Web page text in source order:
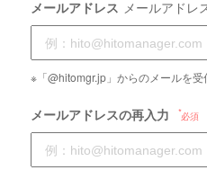
メールアドレス メールアドレ
※「@hitomgr.jp」からのメールを
メールアドレスの再入力 必須